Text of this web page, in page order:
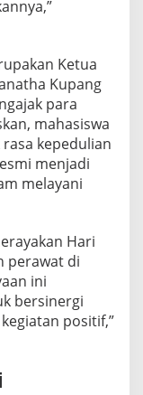
Ketua
Kupang
para
mahasiswa
kepedulian
menjadi
melayani
Hari
perawat di
ini
bersinergi
positif,”